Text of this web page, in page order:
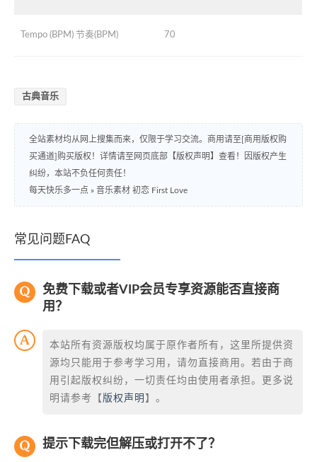
Tempo (BPM) 节奏(BPM) 70
古典音乐
全站素材均从网上搜集而来，仅限于学习交流。商用请至[商用版权购
买通道]购买版权！详情请至网页底部【版权声明】查看！因版权产生
纠纷，本站不负任何责任！
每天快乐多一点 » 音乐素材 初恋 First Love
常见问题FAQ
免费下载或者VIP会员专享资源能否直接商
用？
本站所有资源版权均属于原作者所有，这里所提供资
源均只能用于参考学习用，请勿直接商用。若由于商
用引起版权纠纷，一切责任均由使用者承担。更多说
明请参考【 版权声明 】。
提示下载完但解压或打开不了？